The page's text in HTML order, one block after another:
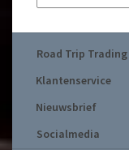
Road Trip Trading
Klantenservice
Nieuwsbrief
Socialmedia